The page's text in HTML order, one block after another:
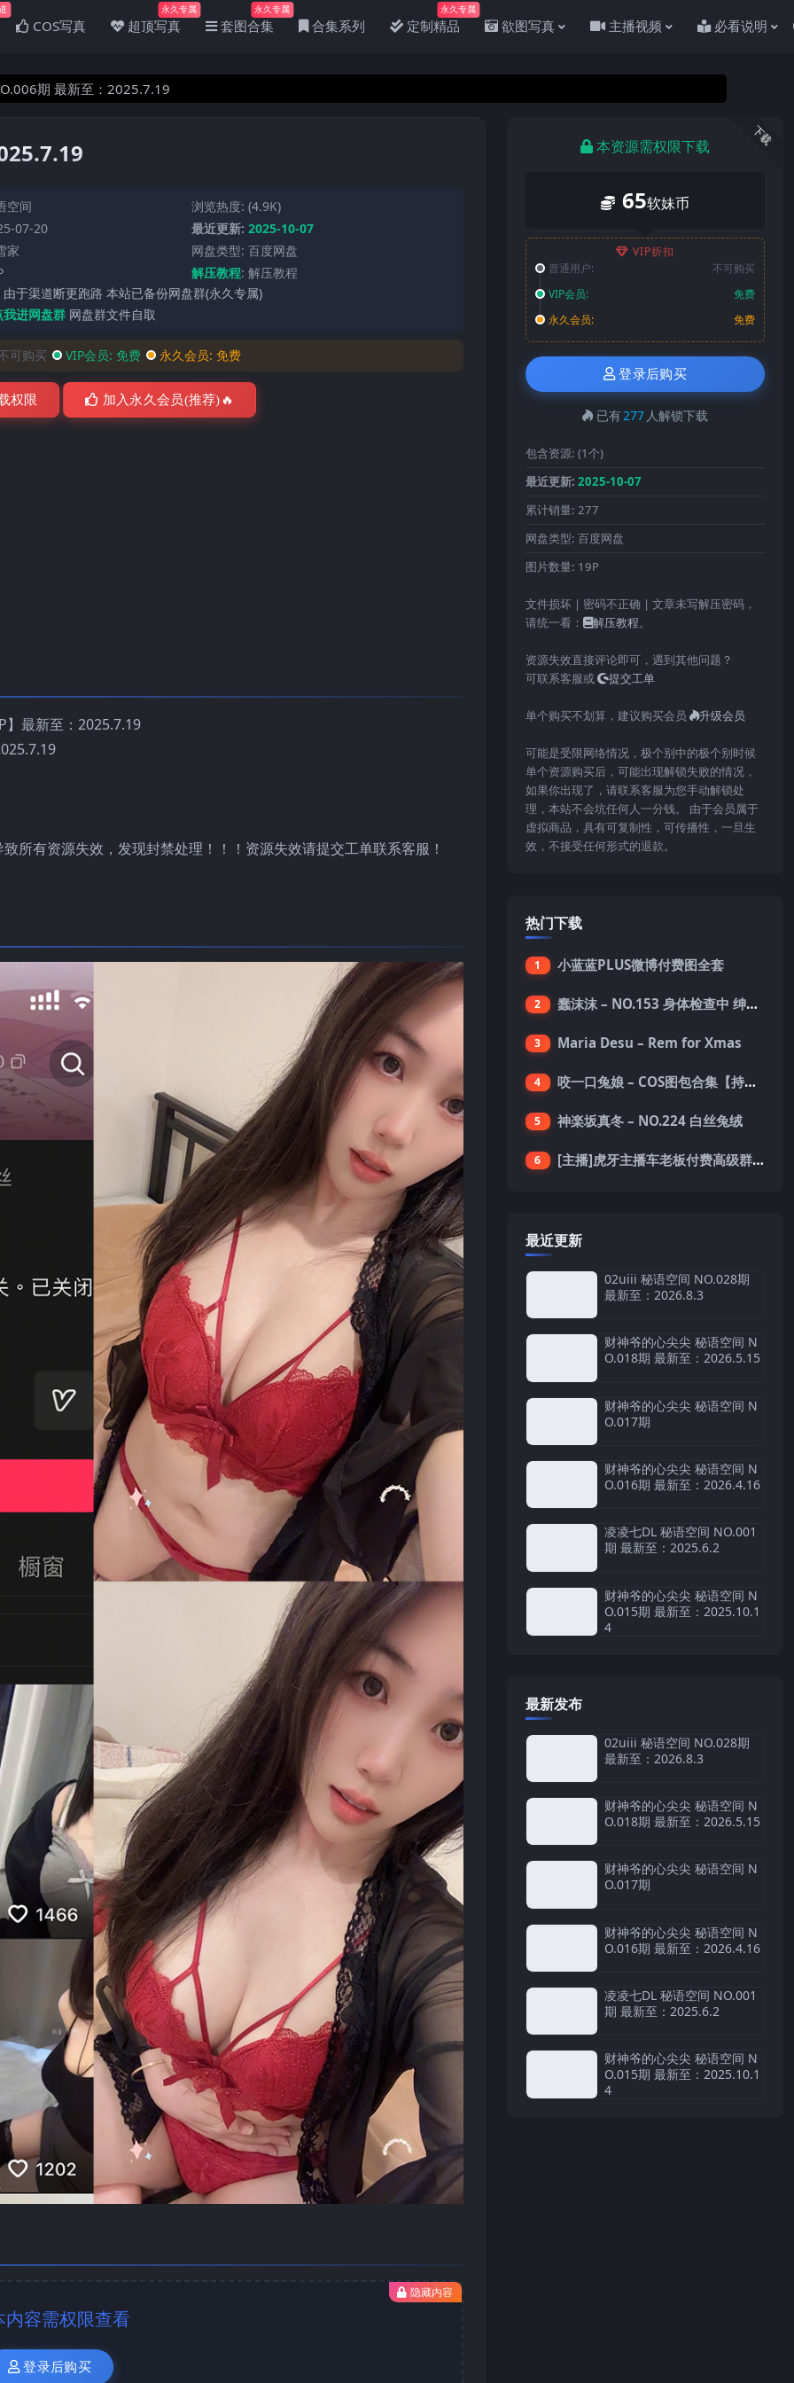
COS写真 超顶写真
永久专属
套图合集
永久专属
合集系列 定制精品
永久专属
欲图写真 主播视频 必看说明
期 最新至：2025.7.19
空间
浏览热度: (4.9K)
07-20
最近更新: 2025-10-07
家
网盘类型: 百度网盘
解压教程: 解压教程
于渠道断更跑路 本站已备份网盘群(永久专属)
我进网盘群 网盘群文件自取
可购买 VIP会员: 免费 永久会员:免费
权限 加入永久会员(推荐)🔥
最新至：2025.7.19
所有资源失效，发现封禁处理！！！资源失效请提交工单联系客服！
隐藏内容
内容需权限查看
登录后购买
下载
本资源需权限下载
65软妹币
VIP折扣
普通用户:
不可购买
VIP会员:
免费
永久会员:
免费
登录后购买
已有277 人解锁下载
包含资源: (1个)
最近更新: 2025-10-07
累计销量: 277
网盘类型: 百度网盘
图片数量: 19P
文件损坏 | 密码不正确 | 文章未写解压密码，
请统一看：
解压教程。
资源失效直接评论即可，遇到其他问题？
可联系客服或
提交工单
单个购买不划算，建议购买会员 升级会员
可能是受限网络情况，极个别中的极个别时候
单个资源购买后，可能出现解锁失败的情况，
如果你出现了，请联系客服为您手动解锁处
理，本站不会坑任何人一分钱。 由于会员属于
虚拟商品，具有可复制性，可传播性，一旦生
效，不接受任何形式的退款。
热门下载
1 小蓝蓝PLUS微博付费图全套
2 蠢沫沫 – NO.153 身体检查中 绅士版 [150P-1.4G]
3 Maria Desu – Rem for Xmas
4 咬一口兔娘 – COS图包合集【持续更新中】
5 神楽坂真冬 – NO.224 白丝兔绒
6 [主播]虎牙主播车老板付费高级群真空内衣极限定制8分19
最近更新
02uiii 秘语空间 NO.028期
最新至：2026.8.3
财神爷的心尖尖 秘语空间 N
O.018期 最新至：2026.5.15
财神爷的心尖尖 秘语空间 N
O.017期
财神爷的心尖尖 秘语空间 N
O.016期 最新至：2026.4.16
凌凌七DL 秘语空间 NO.001
期 最新至：2025.6.2
财神爷的心尖尖 秘语空间 N
O.015期 最新至：2025.10.1
4
最新发布
02uiii 秘语空间 NO.028期
最新至：2026.8.3
财神爷的心尖尖 秘语空间 N
O.018期 最新至：2026.5.15
财神爷的心尖尖 秘语空间 N
O.017期
财神爷的心尖尖 秘语空间 N
O.016期 最新至：2026.4.16
凌凌七DL 秘语空间 NO.001
期 最新至：2025.6.2
财神爷的心尖尖 秘语空间 N
O.015期 最新至：2025.10.1
4